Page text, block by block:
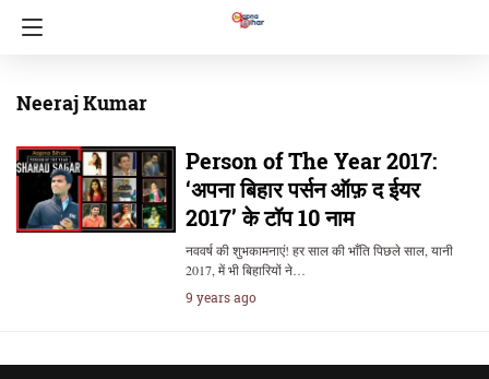
Neeraj Kumar
Person of The Year 2017:
‘अपना बिहार पर्सन ऑफ़ द ईयर
2017’ के टॉप 10 नाम
नववर्ष की शुभकामनाएं! हर साल की भाँति पिछले साल, यानी
2017, में भी बिहारियों ने…
9 years ago